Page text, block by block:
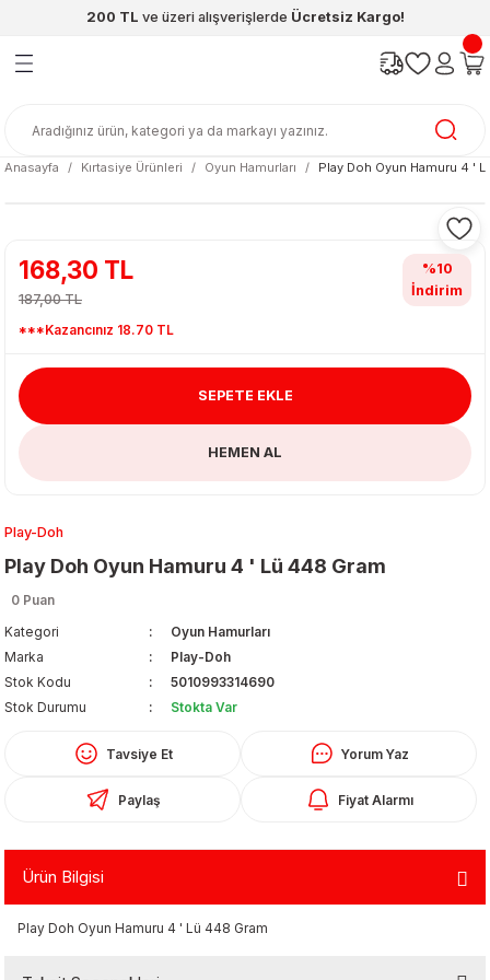
200 TL ve üzeri alışverişlerde Ücretsiz Kargo!
Geri Dön
Geri Dön
& Matara
Geri Dön
Geri Dön
Geri Dön
Geri Dön
Anasayfa
Kırtasiye Ürünleri Oyun Hamurları Play Doh Oyun Hamuru 4 '
Play-Doh
Play Doh Oyun Hamuru 4 ' Lü 448 Gram
0 Puan
Kategori
Oyun Hamurları
Marka
Play-Doh
Stok Kodu
5010993314690
Stok Durumu
Stokta Var
Tavsiye Et Yorum Yaz
Paylaş Fiyat Alarmı
168,30 TL
187,00 TL
***Kazancınız 18.70 TL
%10
İndirim
SEPETE EKLE
HEMEN AL
Ürün Bilgisi
Play Doh Oyun Hamuru 4 ' Lü 448 Gram